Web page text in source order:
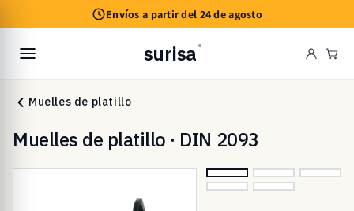
al contenido
Envíos a partir del 24 de agosto
surisa ®
Muelles de platillo
Muelles de platillo · DIN 2093